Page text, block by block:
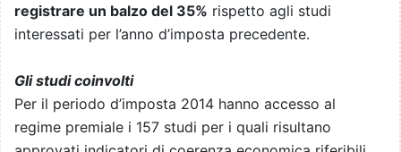
registrare un balzo del 35% rispetto agli studi
interessati per l’anno d’imposta precedente.
Gli studi coinvolti
Per il periodo d’imposta 2014 hanno accesso al
regime premiale i 157 studi per i quali risultano